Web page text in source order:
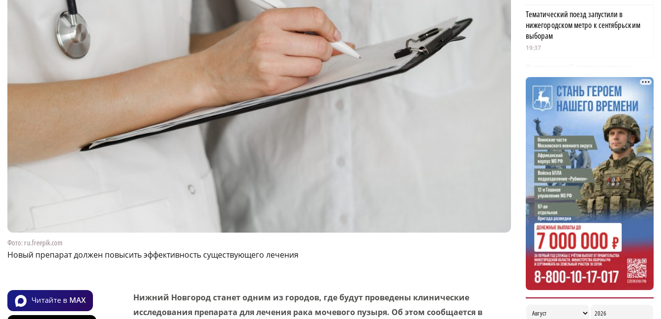
Фото: ru.freepik.com
Новый препарат должен повысить эффективность существующего лечения
Читайте в MAX
Нижний Новгород станет одним из городов, где будут проведены клинические
исследования препарата для лечения рака мочевого пузыря. Об этом сообщается в
Тематический поезд запустили в
нижегородском метро к сентябрьским
выборам
19:37
Нижегородский аэропорт временно
принимает и отправляет рейсы по
согласованию
19:15
С владелицы таксопарка списали
задолженность по 114 штрафам ГИБДД в
Арзамасе
19:02
На 12 млрд рублей уменьшился госдолг
Нижегородской области
18:39
В Нижегородской области тестируют
дроны для контроля сброса мусора
18:37